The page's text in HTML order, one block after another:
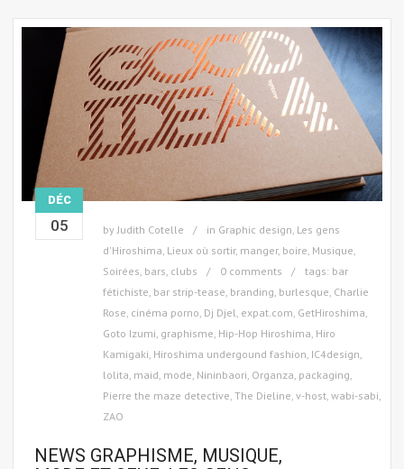
DÉC
05 by Judith Cotelle in Graphic design Les gens
d'Hiroshima Lieux où sortir, manger, boire Musique
Soirées, bars, clubs
0 comments tags: bar
fétichiste bar strip-tease branding burlesque Charlie
Rose cinéma porno Dj Djel expat.com GetHiroshima
Goto Izumi graphisme Hip-Hop Hiroshima Hiro
Kamigaki Hiroshima undergound fashion IC4design
lolita maid mode Nininbaori Organza packaging
Pierre the maze detective The Dieline v-host wabi-sabi
ZAO
NEWS GRAPHISME, MUSIQUE,